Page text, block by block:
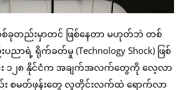
ခုတည်းမှာတင် ဖြစ်နေတာ မဟုတ်ဘဲ တစ်
ညာရဲ့ ရိုက်ခတ်မှု (Technology Shock) ဖြစ်
ါင်း ၁၂၈ နိုင်ငံက အချက်အလက်တွေကို လေ့လာ
စမတ်ဖုန်းတွေ လူတိုင်းလက်ထဲ ရောက်လာ